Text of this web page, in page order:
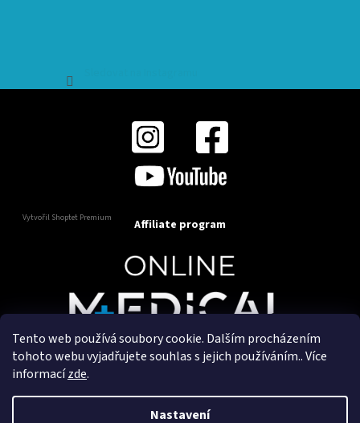
Tento web používá soubory cookie. Dalším procházením
tohoto webu vyjadřujete souhlas s jejich používáním.. Více
informacízde.
Nastavení
Vytvořil Shoptet Premium Affiliate program
Copyright 2025OnlineMedical.cz. Všechna práva
vyhrazena.
Vytvořil a marketingově zajišťuje